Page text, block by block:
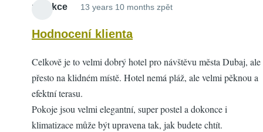
redakce 13 years 10 months zpět
Hodnocení klienta
Celkově je to velmi dobrý hotel pro návštěvu města Dubaj, ale
přesto na klidném místě. Hotel nemá pláž, ale velmi pěknou a
efektní terasu.
Pokoje jsou velmi elegantní, super postel a dokonce i
klimatizace může být upravena tak, jak budete chtít.